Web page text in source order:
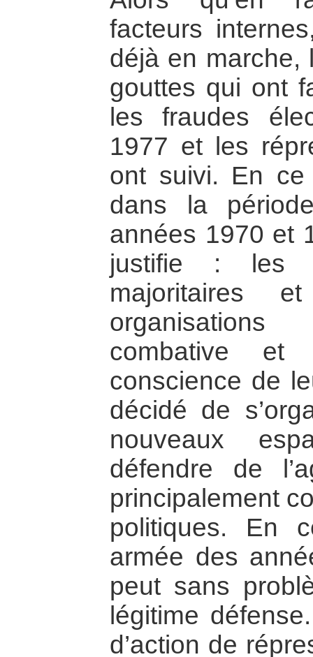
facteurs
déjà en marche,
gouttes qui ont
les fraudes
1977 et les
ont suivi. En
dans la
années 1970 et
justifie : les
majoritaires
combative et
conscience de
décidé de
nouveaux
défendre de
principalement
politiques. En
armée des
peut sans
légitime
d’action de